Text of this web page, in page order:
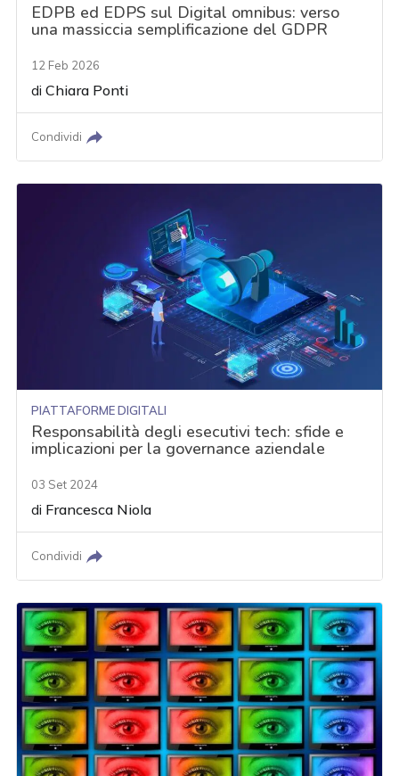
EDPB ed EDPS sul Digital omnibus: verso
una massiccia semplificazione del GDPR
12 Feb 2026
diChiara Ponti
Condividi
PIATTAFORME DIGITALI
Responsabilità degli esecutivi tech: sfide e
implicazioni per la governance aziendale
03 Set 2024
di Francesca Niola
Condividi